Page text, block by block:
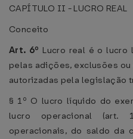
CAPÍTULO II - LUCRO REAL
Conceito
Art. 6º Lucro real é o lucro
pelas adições, exclusões
autorizadas pela legislação
§ 1º O lucro líquido do
lucro operacional (art.
operacionais, do saldo da